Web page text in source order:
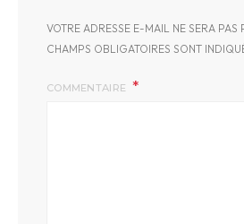
VOTRE ADRESSE E-MAIL NE SERA PAS
CHAMPS OBLIGATOIRES SONT
COMMENTAIRE